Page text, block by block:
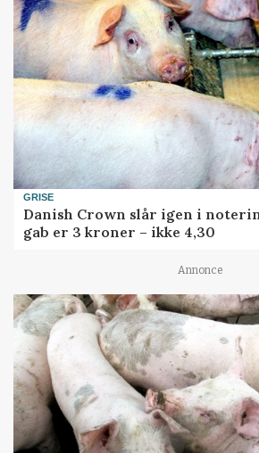
GRISE
Danish Crown slår igen i
gab er 3 kroner – ikke 4,30
Annonce